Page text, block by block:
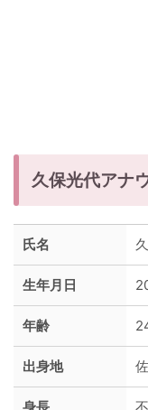
久保光代アナ
氏名
生年月日
年齢
出身地